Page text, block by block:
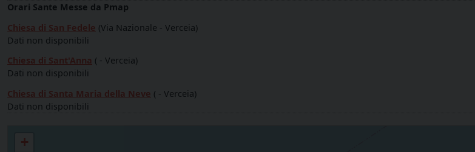
Orari Sante Messe da Pmap
Chiesa di San Fedele (Via Nazionale - Verceia)
Dati non disponibili
Chiesa di Sant'Anna ( - Verceia)
Dati non disponibili
Chiesa di Santa Maria della Neve ( - Verceia)
Dati non disponibili
+